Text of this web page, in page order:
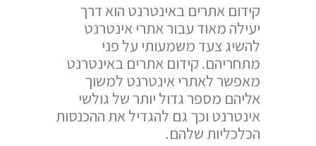
קידום אתרים באינטרנט הוא דרך
יעילה מאוד עבור אתרי אינטרנט
להשיג צעד משמעותי על פני
מתחריהם. קידום אתרים באינטרנט
מאפשר לאתרי אינטרנט למשוך
אליהם מספר גדול יותר של גולשי
אינטרנט וכך גם להגדיל את ההכנסות
הכלכליות שלהם.